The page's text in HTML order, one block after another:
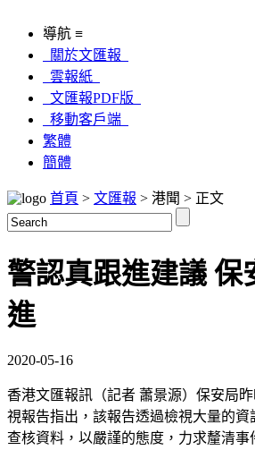
導航 ≡
關於文匯報
雲報紙
文匯報PDF版
移動客戶端
繁體
簡體
首頁 > 文匯報 > 港聞 > 正文
警認真跟進建議 保
進
2020-05-16
香港文匯報訊（記者 蕭景源）保安局
視報告指出，該報告透過檢視大量的資
查核資料，以嚴謹的態度，力求釐清事